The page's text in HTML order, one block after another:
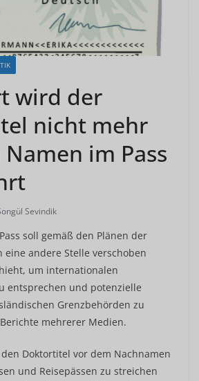
wird der
nicht mehr
im Pass
Sevindik
soll gemäß den Plänen der
eine andere Stelle verschoben
um internationalen
entsprechen und potenzielle
Grenzbehörden zu
mehrerer Medien.
Doktortitel vor dem Nachnamen
und Reisepässen zu streichen